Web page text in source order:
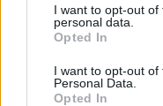
I want to opt-out
personal data.
Opted In
I want to opt-out of
Personal Data.
Opted In